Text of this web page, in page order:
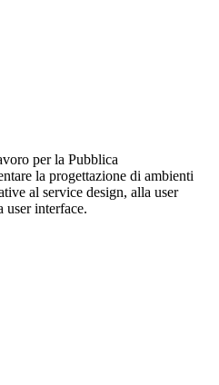
per la Pubblica
la progettazione di ambienti
al service design, alla user
user interface.